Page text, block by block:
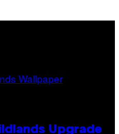
Upgrade